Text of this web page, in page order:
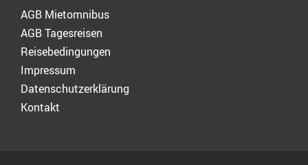
AGB Mietomnibus
AGB Tagesreisen
Reisebedingungen
Impressum
Datenschutzerklärung
Kontakt